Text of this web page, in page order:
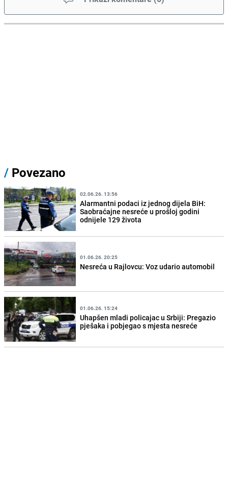
/ Povezano
02.06.26. 13:56
Alarmantni podaci iz jednog dijela BiH:
Saobraćajne nesreće u prošloj godini
odnijele 129 života
01.06.26. 20:25
Nesreća u Rajlovcu: Voz udario automobil
01.06.26. 15:24
Uhapšen mladi policajac u Srbiji: Pregazio
pješaka i pobjegao s mjesta nesreće